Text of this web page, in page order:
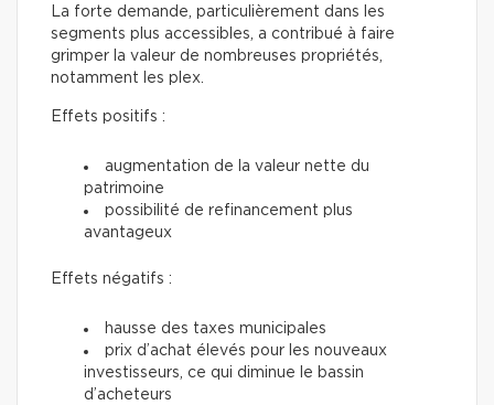
La forte demande, particulièrement dans les
segments plus accessibles, a contribué à faire
grimper la valeur de nombreuses propriétés,
notamment les plex.
Effets positifs :
augmentation de la valeur nette du
patrimoine
possibilité de refinancement plus
avantageux
Effets négatifs :
hausse des taxes municipales
prix d’achat élevés pour les nouveaux
investisseurs, ce qui diminue le bassin
d’acheteurs